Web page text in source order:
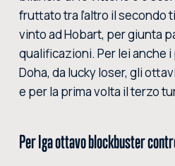
fruttato tra l’altro il secondo
vinto ad Hobart, per giunta
qualificazioni. Per lei anche i
Doha, da lucky loser, gli
e per la prima volta il terzo
Per Iga ottavo blockbuster